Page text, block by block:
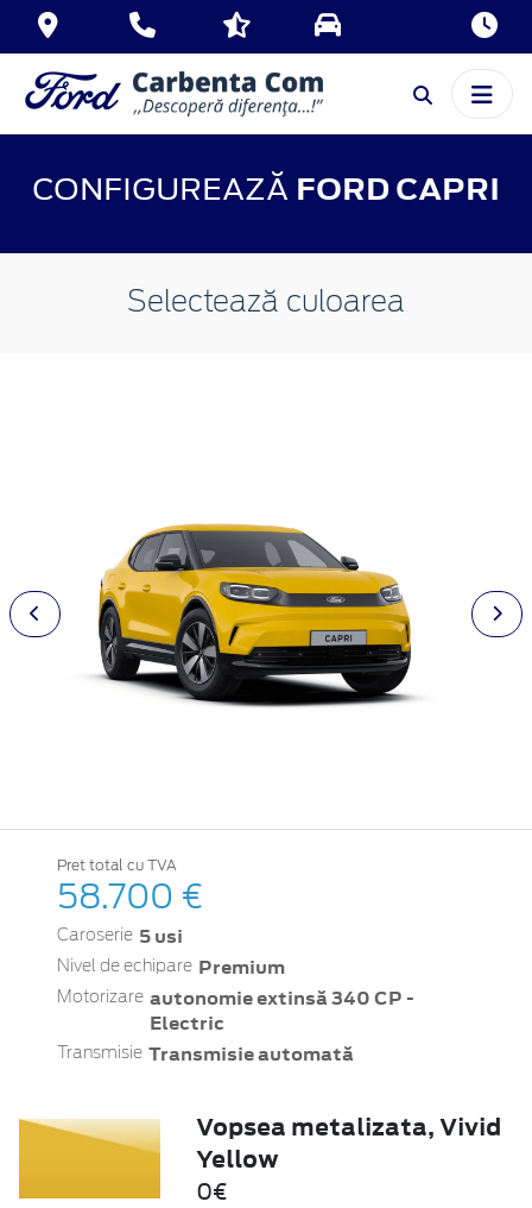
CONFIGUREAZĂ FORD CAPRI
Selectează culoarea
Pret total cu TVA
58.700 €
Caroserie 5 usi
Nivel de echipare Premium
Motorizare autonomie extinsă 340 CP -
Electric
Transmisie Transmisie automată
Vopsea metalizata, Vivid
Yellow
0€